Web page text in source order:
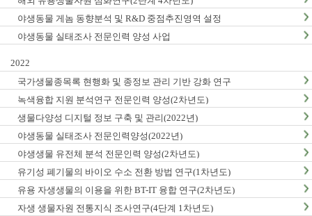
야생동물 게놈 동향분석 및 R&D 중점추진영역 설정
야생동물 실태조사 전문인력 양성 사업
2022
국가생물종목록 현행화 및 종정보 관리 기반 강화 연구
녹색융합 지원 분석연구 전문인력 양성(2차년도)
생물다양성 디지털 정보 구축 및 관리(2022년)
야생동물 실태조사 전문인력양성(2022년)
야생생물 유전체 분석 전문인력 양성(2차년도)
유기성 폐기물의 바이오 수소 전환 방법 연구(1차년도)
유용 자생생물의 이용을 위한 BT-IT 융합 연구(2차년도)
자생 생물자원 전통지식 조사연구(4단계 1차년도)